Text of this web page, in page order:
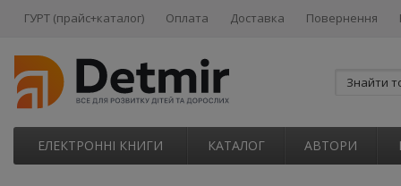
ГУРТ (прайс+каталог) Оплата Доставка Повернення
ЕЛЕКТРОННІ КНИГИ КАТАЛОГ АВТОРИ